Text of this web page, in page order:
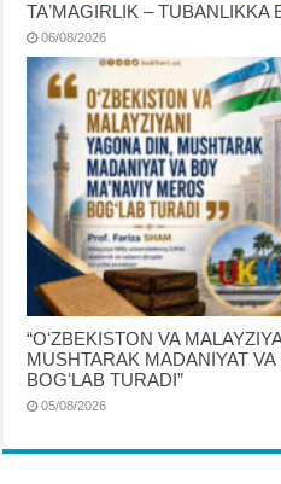
TAʼMAGIRLIK – TUBANLIKKA
06/08/2026
“OʻZBEKISTON VA
MUSHTARAK MADANIYAT
BOGʻLAB TURADI”
05/08/2026